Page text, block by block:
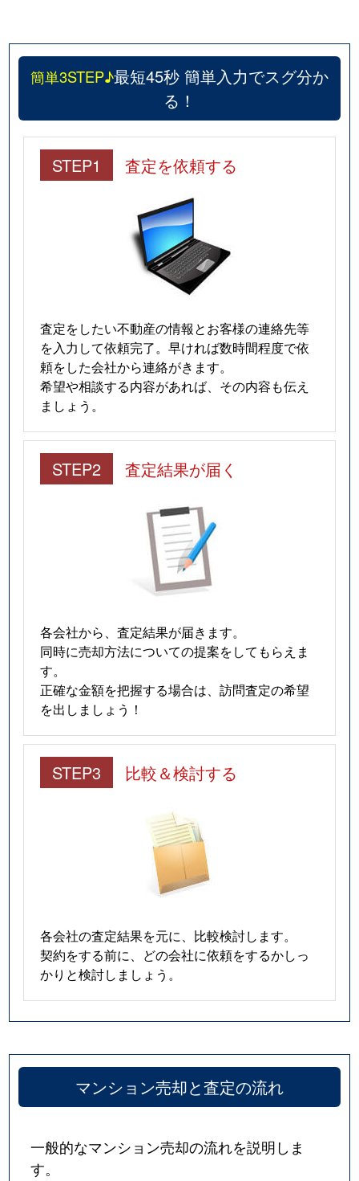
簡単3STEP♪最短45秒 簡単入力でスグ分か
る！
STEP1 査定を依頼する
査定をしたい不動産の情報とお客様の連絡先等
を入力して依頼完了。早ければ数時間程度で依
頼をした会社から連絡がきます。
希望や相談する内容があれば、その内容も伝え
ましょう。
STEP2 査定結果が届く
各会社から、査定結果が届きます。
同時に売却方法についての提案をしてもらえま
す。
正確な金額を把握する場合は、訪問査定の希望
を出しましょう！
STEP3 比較＆検討する
各会社の査定結果を元に、比較検討します。
契約をする前に、どの会社に依頼をするかしっ
かりと検討しましょう。
マンション売却と査定の流れ
一般的なマンション売却の流れを説明しま
す。